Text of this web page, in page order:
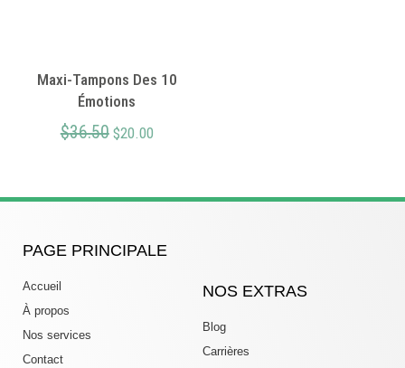
Maxi-Tampons Des 10
Émotions
$36.50 $20.00
PAGE PRINCIPALE
Accueil
À propos
Nos services
Contact
NOS EXTRAS
Blog
Carrières